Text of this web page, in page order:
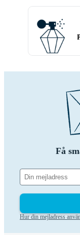
Få
Hur din mejladress